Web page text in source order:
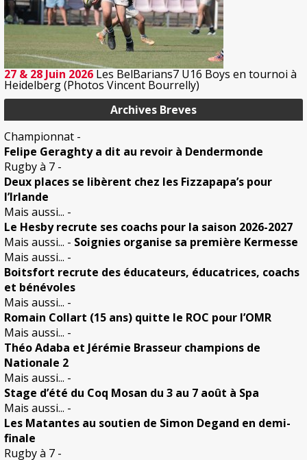
Archives Breves
Championnat -
Felipe Geraghty a dit au revoir à Dendermonde
Rugby à 7 -
Deux places se libèrent chez les Fizzapapa’s pour
l’Irlande
Mais aussi... -
Le Hesby recrute ses coachs pour la saison 2026-2027
Mais aussi... - Soignies organise sa première Kermesse
Mais aussi... -
Boitsfort recrute des éducateurs, éducatrices, coachs
et bénévoles
Mais aussi... -
Romain Collart (15 ans) quitte le ROC pour l’OMR
Mais aussi... -
Théo Adaba et Jérémie Brasseur champions de
Nationale 2
Mais aussi... -
Stage d’été du Coq Mosan du 3 au 7 août à Spa
Mais aussi... -
Les Matantes au soutien de Simon Degand en demi-
finale
Rugby à 7 -
27 & 28 Juin 2026 Les BelBarians7 U16 Boys en tournoi à
Heidelberg (Photos Vincent Bourrelly)